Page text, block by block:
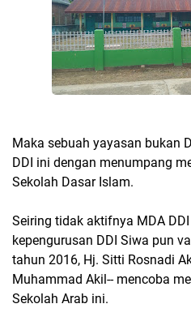
Maka sebuah yayasan bukan
DDI ini dengan menumpang
Sekolah Dasar Islam.
Seiring tidak aktifnya MDA
kepengurusan DDI Siwa pun
tahun 2016, Hj. Sitti Rosnadi
Muhammad Akil-- mencoba
Sekolah Arab ini.